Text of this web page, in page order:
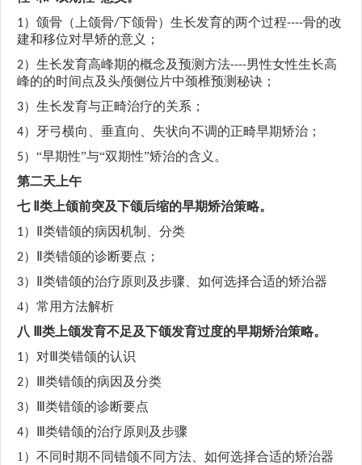
1）颌骨（上颌骨/下颌骨）生长发育的两个过程----骨的改
建和移位对早矫的意义；
2）生长发育高峰期的概念及预测方法----男性女性生长高
峰的的时间点及头颅侧位片中颈椎预测秘诀 ；
3）生长发育与正畸治疗的关系；
4）牙弓横向、垂直向、失状向不调的正畸早期矫治；
5）“早期性”与“双期性”矫治的含义。
第二天上午
七
类上颌前突及下颌后缩的早期矫治策略。
1） Ⅱ类错颌的病因机制、分类
2） Ⅱ类错颌的诊断要点；
3） Ⅱ类错颌的治疗原则及步骤、如何选择合适的矫治器
4） 常用方法解析
八
类上颌发育不足及下颌发育过度的早期矫治策略。
1） 对Ⅲ类错颌的认识
2） Ⅲ类错颌的病因及分类
3） Ⅲ类错颌的诊断要点
4） Ⅲ类错颌的治疗原则及步骤
1） 不同时期不同错颌不同方法、如何选择合适的矫治器